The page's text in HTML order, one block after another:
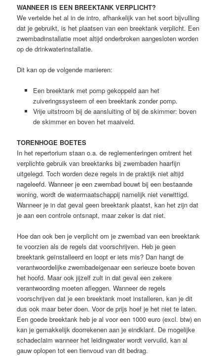
WANNEER IS EEN BREEKTANK VERPLICHT?
We vertelde het al in de intro, afhankelijk van het soort bijvulling
dat je gebruikt, is het plaatsen van een breektank verplicht. Een
zwembadinstallatie moet altijd onderbroken aangesloten worden
op de drinkwaterinstallatie.
Dit kan op de volgende manieren:
Een breektank met pomp gekoppeld aan het
zuiveringssysteem of een breektank zonder pomp.
Vrije uitstroom bij de aansluiting of bij de skimmer: boven
de skimmer en boven het maaiveld.
TORENHOGE BOETES
In het repertorium staan o.a. de reglementeringen omtrent het
verplichte gebruik van breektanks bij zwembaden haarfijn
uitgelegd. Toch worden deze regels in de praktijk niet altijd
nageleefd. Wanneer je een zwembad bouwt bij een bestaande
woning, wordt de watermaatschappij namelijk niet verwittigd.
Wanneer je in dat geval geen breektank plaatst, kan het zijn dat
je aan een controle ontsnapt, maar zeker is dat niet.
Hoe dan ook ben je verplicht om je zwembad van een breektank
te voorzien als de regels dat voorschrijven. Heb je geen
breektank geïnstalleerd en loopt er iets mis? Dan hangt de
verantwoordelijke zwembadeigenaar een serieuze boete boven
het hoofd. Maar ook jijzelf zult in dat geval een zekere
verantwoording moeten afleggen. Wanneer de regels
voorschrijven dat je een breektank moet installeren, kan je dit
dus ook maar beter doen. Voor de prijs hoef je het niet te laten.
Een goede breektank heb je al voor een 1000 euro (excl. btw) en
kan je gemakkelijk doorrekenen aan je eindklant. De mogelijke
schadeclaim wanneer het leidingwater wordt vervuild, kan al
gauw oplopen tot een tienvoud van dit bedrag.